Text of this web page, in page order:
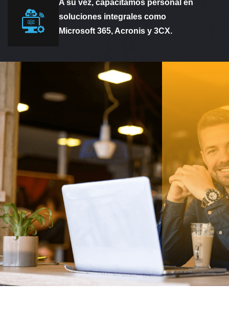
A su vez, capacitamos personal en
soluciones integrales como
Microsoft 365, Acronis y 3CX.